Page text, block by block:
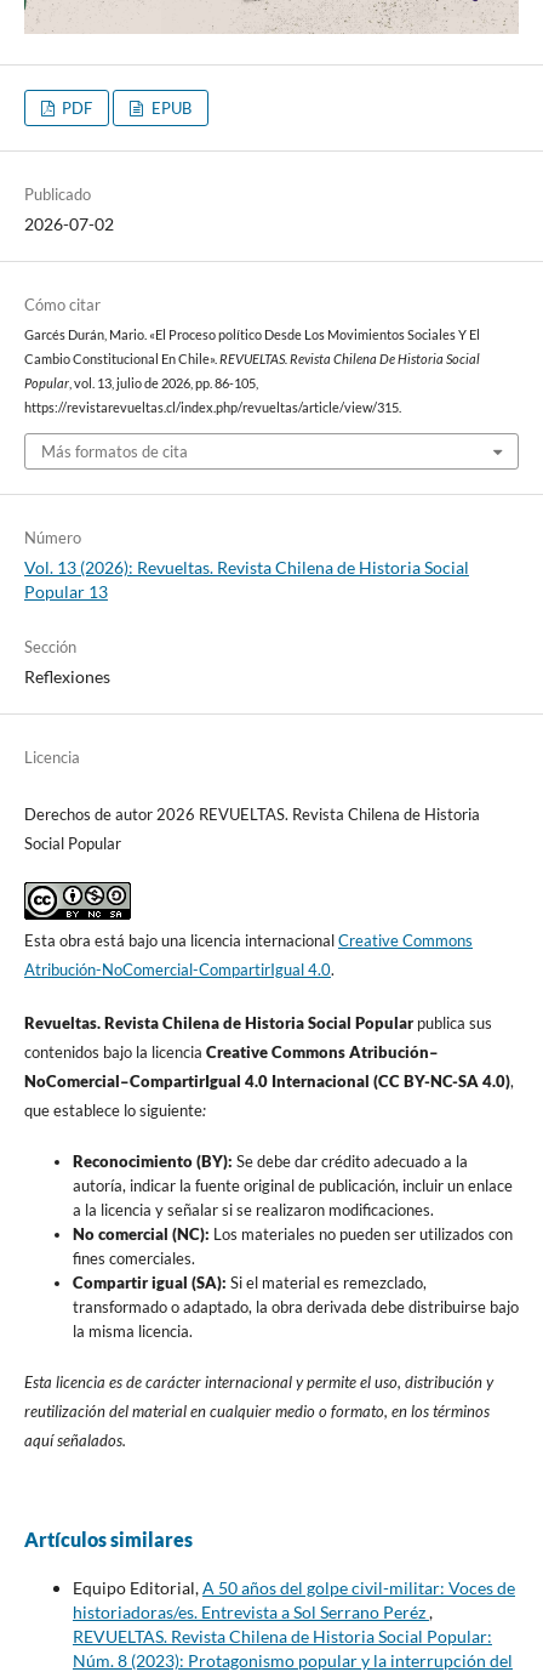
PDF EPUB
Publicado
2026-07-02
Cómo citar
Garcés Durán, Mario. «El Proceso político Desde Los Movimientos Sociales Y El
Cambio Constitucional En Chile». REVUELTAS. Revista Chilena De Historia Social
Popular, vol. 13, julio de 2026, pp. 86-105,
https://revistarevueltas.cl/index.php/revueltas/article/view/315.
Más formatos de cita
Número
Vol. 13 (2026): Revueltas. Revista Chilena de Historia Social
Popular 13
Sección
Reflexiones
Licencia
Derechos de autor 2026 REVUELTAS. Revista Chilena de Historia
Social Popular
Esta obra está bajo una licencia internacionalCreative Commons
Atribución-NoComercial-CompartirIgual 4.0.
Revueltas. Revista Chilena de Historia Social Popularpublica sus
contenidos bajo la licencia Creative Commons Atribución–
NoComercial–CompartirIgual 4.0 Internacional (CC BY-NC-SA 4.0),
que establece lo siguiente:
Reconocimiento (BY): Se debe dar crédito adecuado a la
autoría, indicar la fuente original de publicación, incluir un enlace
a la licencia y señalar si se realizaron modificaciones.
No comercial (NC): Los materiales no pueden ser utilizados con
fines comerciales.
Compartir igual (SA): Si el material es remezclado,
transformado o adaptado, la obra derivada debe distribuirse bajo
la misma licencia.
Esta licencia es de carácter internacional y permite el uso, distribución y
reutilización del material en cualquier medio o formato, en los términos
aquí señalados.
Artículos similares
Equipo Editorial,A 50 años del golpe civil-militar: Voces de
historiadoras/es. Entrevista a Sol Serrano Peréz,
REVUELTAS. Revista Chilena de Historia Social Popular:
Núm. 8 (2023): Protagonismo popular y la interrupción del